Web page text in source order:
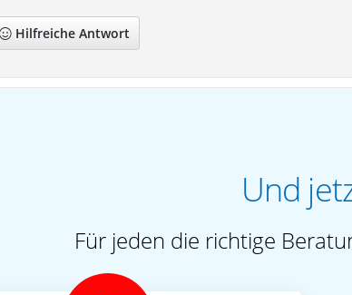
Hilfreiche Antwort
Und
Für jeden die richtige